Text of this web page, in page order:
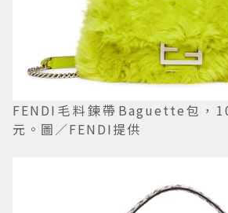
FENDI毛料鍊帶Baguette包，
元。圖／FENDI提供